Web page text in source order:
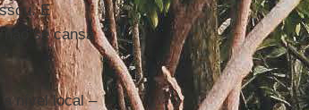
E
não se cansa
nível local –